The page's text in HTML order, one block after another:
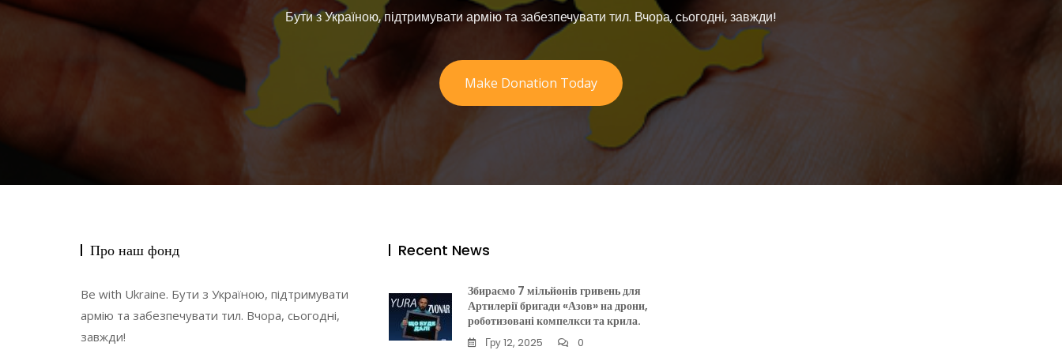
Бути з Україною, підтримувати армію та забезпечувати тил. Вчора, сьогодні, завжди!
Make Donation Today
Про наш фонд
Be with Ukraine. Бути з Україною, підтримувати
армію та забезпечувати тил. Вчора, сьогодні,
завжди!
Recent News
Збираємо 7 мільйонів гривень для
Артилерії бригади «Азов» на дрони,
роботизовані компелкси та крила.
Гру 12, 2025 0